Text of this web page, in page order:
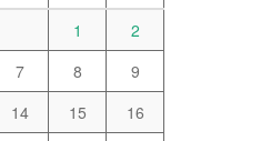
1
2
7 8
9
14 15
16